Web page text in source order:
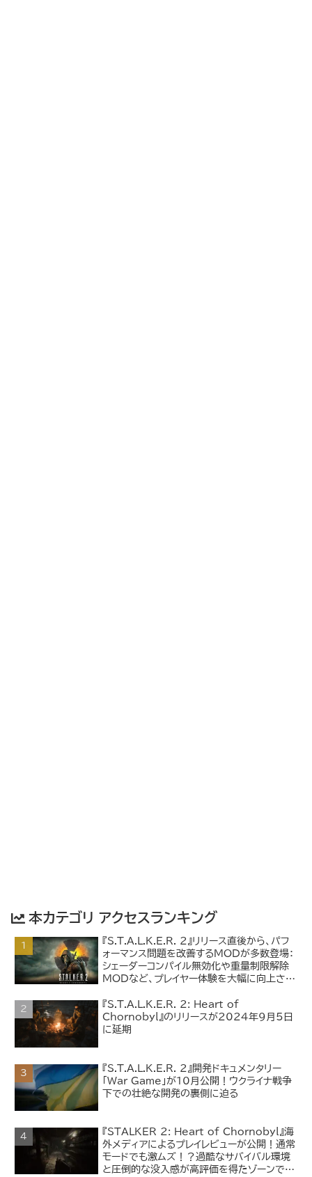
本カテゴリ アクセスランキング
『S.T.A.L.K.E.R. 2』リリース直後から、パフ
ォーマンス問題を改善するMODが多数登場：
シェーダーコンパイル無効化や重量制限解除
MODなど、プレイヤー体験を大幅に向上させ
『S.T.A.L.K.E.R. 2: Heart of
Chornobyl』のリリースが2024年9月5日
に延期
『S.T.A.L.K.E.R. 2』開発ドキュメンタリー
「War Game」が10月公開！ウクライナ戦争
下での壮絶な開発の裏側に迫る
『STALKER 2: Heart of Chornobyl』海
外メディアによるプレイレビューが公開！通常
モードでも激ムズ！？過酷なサバイバル環境
と圧倒的な没入感が高評価を得たゾーンでの